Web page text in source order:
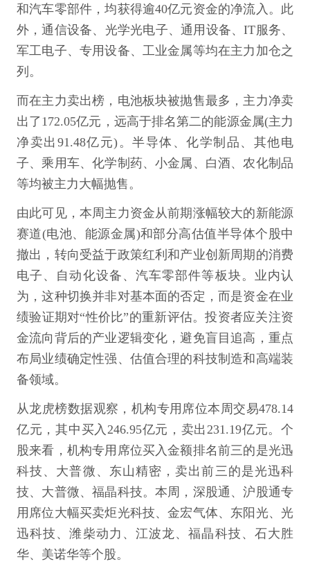
和汽车零部件，均获得逾40亿元资金的净流入。此
外，通信设备、光学光电子、通用设备、IT服务、
军工电子、专用设备、工业金属等均在主力加仓之
列。
而在主力卖出榜，电池板块被抛售最多，主力净卖
出了172.05亿元，远高于排名第二的能源金属(主力
净卖出91.48亿元)。半导体、化学制品、其他电
子、乘用车、化学制药、小金属、白酒、农化制品
等均被主力大幅抛售。
由此可见，本周主力资金从前期涨幅较大的新能源
赛道(电池、能源金属)和部分高估值半导体个股中
撤出，转向受益于政策红利和产业创新周期的消费
电子、自动化设备、汽车零部件等板块。业内认
为，这种切换并非对基本面的否定，而是资金在业
绩验证期对“性价比”的重新评估。投资者应关注资
金流向背后的产业逻辑变化，避免盲目追高，重点
布局业绩确定性强、估值合理的科技制造和高端装
备领域。
从龙虎榜数据观察，机构专用席位本周交易478.14
亿元，其中买入246.95亿元，卖出231.19亿元。个
股来看，机构专用席位买入金额排名前三的是光迅
科技、大普微、东山精密，卖出前三的是光迅科
技、大普微、福晶科技。本周，深股通、沪股通专
用席位大幅买卖炬光科技、金宏气体、东阳光、光
迅科技、潍柴动力、江波龙、福晶科技、石大胜
华、美诺华等个股。